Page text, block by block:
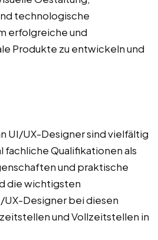
technologische
erfolgreiche und
Produkte zu entwickeln und
UI/UX-Designer sind vielfältig
fachliche Qualifikationen als
und praktische
die wichtigsten
UX-Designer bei diesen
und Vollzeitstellen in